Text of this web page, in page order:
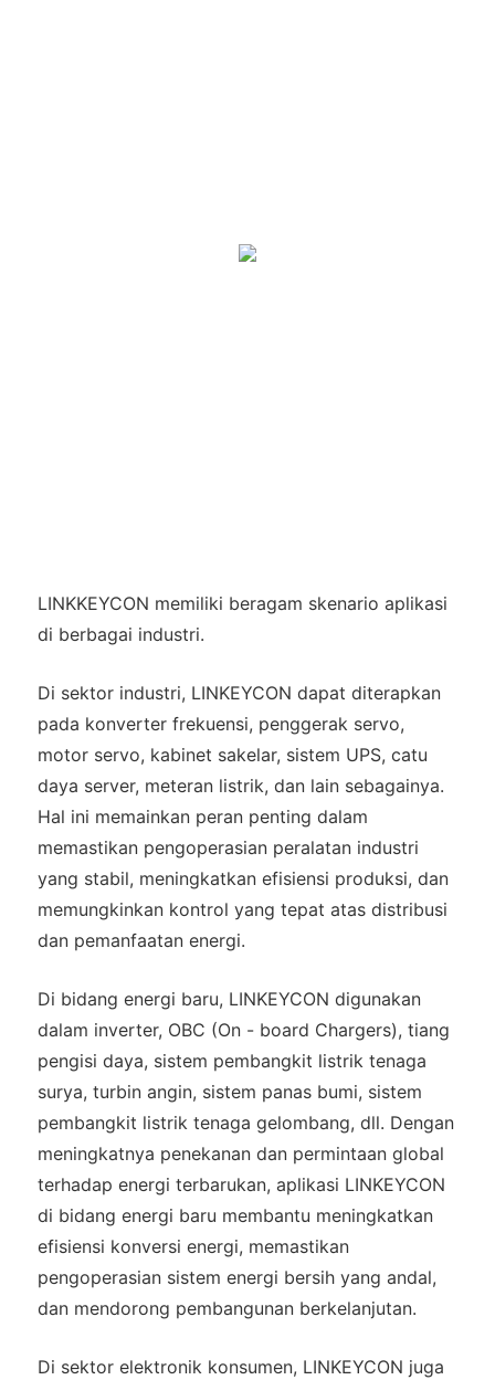
LINKKEYCON memiliki beragam skenario aplikasi
di berbagai industri.
Di sektor industri, LINKEYCON dapat diterapkan
pada konverter frekuensi, penggerak servo,
motor servo, kabinet sakelar, sistem UPS, catu
daya server, meteran listrik, dan lain sebagainya.
Hal ini memainkan peran penting dalam
memastikan pengoperasian peralatan industri
yang stabil, meningkatkan efisiensi produksi, dan
memungkinkan kontrol yang tepat atas distribusi
dan pemanfaatan energi.
Di bidang energi baru, LINKEYCON digunakan
dalam inverter, OBC (On - board Chargers), tiang
pengisi daya, sistem pembangkit listrik tenaga
surya, turbin angin, sistem panas bumi, sistem
pembangkit listrik tenaga gelombang, dll. Dengan
meningkatnya penekanan dan permintaan global
terhadap energi terbarukan, aplikasi LINKEYCON
di bidang energi baru membantu meningkatkan
efisiensi konversi energi, memastikan
pengoperasian sistem energi bersih yang andal,
dan mendorong pembangunan berkelanjutan.
Di sektor elektronik konsumen, LINKEYCON juga